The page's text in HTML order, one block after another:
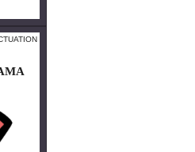
⚫️ ⚫️ ⚫️